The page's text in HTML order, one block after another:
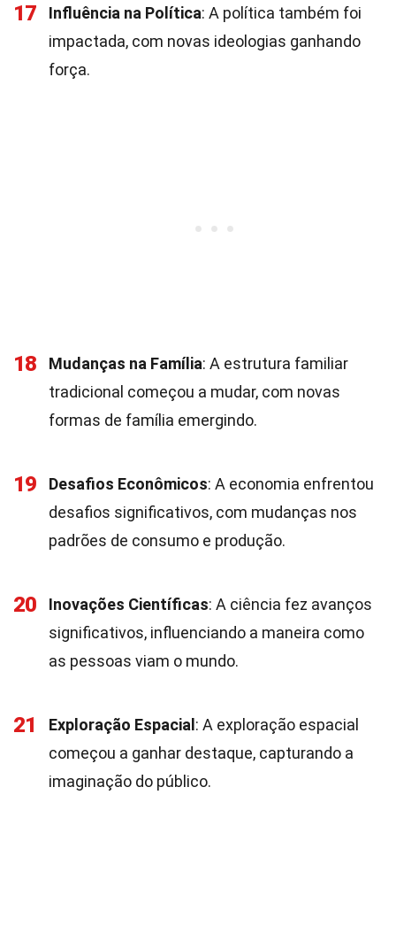
17 Influência na Política: A política também foi
impactada, com novas ideologias ganhando
força.
18 Mudanças na Família: A estrutura familiar
tradicional começou a mudar, com novas
formas de família emergindo.
19 Desafios Econômicos: A economia enfrentou
desafios significativos, com mudanças nos
padrões de consumo e produção.
20 Inovações Científicas: A ciência fez avanços
significativos, influenciando a maneira como
as pessoas viam o mundo.
21 Exploração Espacial : A exploração espacial
começou a ganhar destaque, capturando a
imaginação do público.